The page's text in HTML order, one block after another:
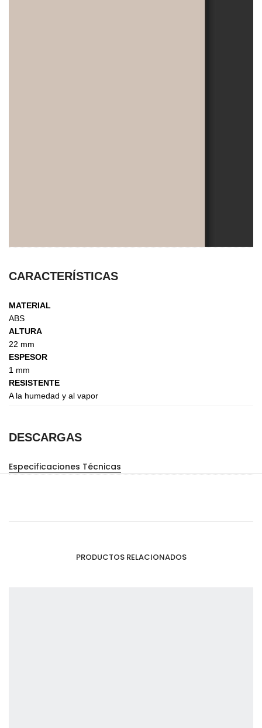
CARACTERÍSTICAS
MATERIAL
ABS
ALTURA
22 mm
ESPESOR
1 mm
RESISTENTE
A la humedad y al vapor
DESCARGAS
Especificaciones Técnicas
PRODUCTOS RELACIONADOS